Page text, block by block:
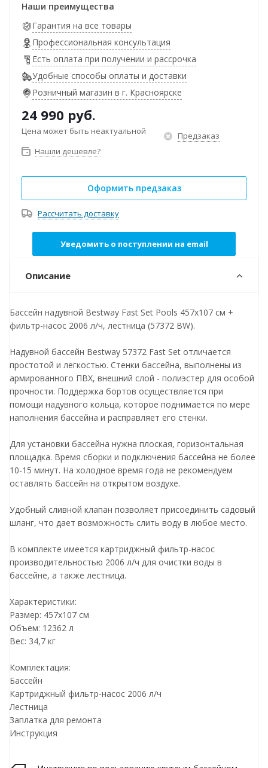
Наши преимущества
Гарантия на все товары
Профессиональная консультация
Есть оплата при получении и рассрочка
Удобные способы оплаты и доставки
Розничный магазин в г. Красноярске
24 990 руб.
Цена может быть неактуальной
Предзаказ
Нашли дешевле?
Оформить предзаказ
Рассчитать доставку
Уведомить о поступлении на email
Описание
Бассейн надувной Bestway Fast Set Pools 457х107 см +
фильтр-насос 2006 л/ч, лестница (57372 BW).
Надувной бассейн Bestway 57372 Fast Set отличается
простотой и легкостью. Стенки бассейна, выполнены из
армированного ПВХ, внешний слой - полиэстер для особой
прочности. Поддержка бортов осуществляется при
помощи надувного кольца, которое поднимается по мере
наполнения бассейна и расправляет его стенки.
Для установки бассейна нужна плоская, горизонтальная
площадка. Время сборки и подключения бассейна не более
10-15 минут. На холодное время года не рекомендуем
оставлять бассейн на открытом воздухе.
Удобный сливной клапан позволяет присоединить садовый
шланг, что дает возможность слить воду в любое место.
В комплекте имеется картриджный фильтр-насос
производительностью 2006 л/ч для очистки воды в
бассейне, а также лестница.
Характеристики:
Размер: 457х107 см
Объем: 12362 л
Вес: 34,7 кг
Комплектация:
Бассейн
Картриджный фильтр-насос 2006 л/ч
Лестница
Заплатка для ремонта
Инструкция